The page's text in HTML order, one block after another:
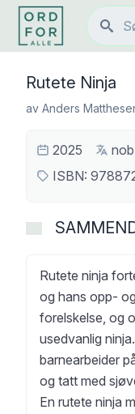
Rutete Ninja
av Anders
2025
nob
ISBN:
Rutete ninja
og hans opp-
forelskelse, og
usedvanlig
barnearbeider
og tatt med
En rutete ninja